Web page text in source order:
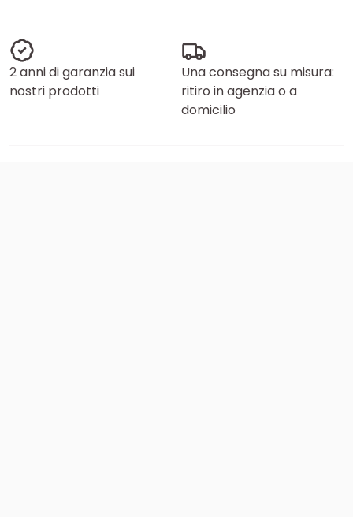
2 anni di garanzia sui
nostri prodotti
Una consegna su misura:
ritiro in agenzia o a
domicilio